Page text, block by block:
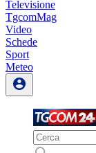
Televisione
TgcomMag
Video
Schede
Sport
Meteo